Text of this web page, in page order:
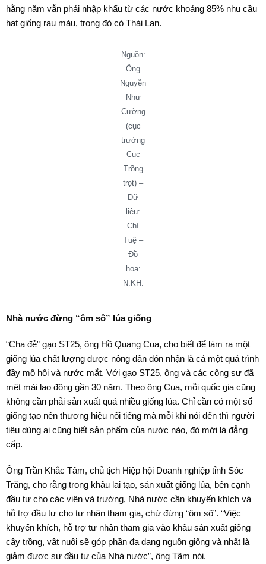
hằng năm vẫn phải nhập khẩu từ các nước khoảng 85% nhu cầu
hạt giống rau màu, trong đó có Thái Lan.
Nguồn:
Ông
Nguyễn
Như
Cường
(cục
trưởng
Cục
Trồng
trọt) –
Dữ
liệu:
Chí
Tuệ –
Đồ
họa:
N.KH.
Nhà nước đừng “ôm sô” lúa giống
“Cha đẻ” gạo ST25, ông Hồ Quang Cua, cho biết để làm ra một
giống lúa chất lượng được nông dân đón nhận là cả một quá trình
đầy mồ hôi và nước mắt. Với gạo ST25, ông và các cộng sự đã
mệt mài lao động gần 30 năm. Theo ông Cua, mỗi quốc gia cũng
không cần phải sản xuất quá nhiều giống lúa. Chỉ cần có một số
giống tạo nên thương hiệu nổi tiếng mà mỗi khi nói đến thì người
tiêu dùng ai cũng biết sản phẩm của nước nào, đó mới là đẳng
cấp.
Ông Trần Khắc Tâm, chủ tịch Hiệp hội Doanh nghiệp tỉnh Sóc
Trăng, cho rằng trong khâu lai tạo, sản xuất giống lúa, bên cạnh
đầu tư cho các viện và trường, Nhà nước cần khuyến khích và
hỗ trợ đầu tư cho tư nhân tham gia, chứ đừng “ôm sô”. “Việc
khuyến khích, hỗ trợ tư nhân tham gia vào khâu sản xuất giống
cây trồng, vật nuôi sẽ góp phần đa dạng nguồn giống và nhất là
giảm được sự đầu tư của Nhà nước”, ông Tâm nói.